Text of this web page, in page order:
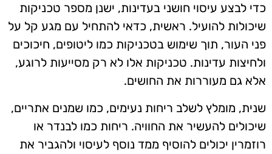
כדי לבצע עיסוי חושני בעדינות, ישנן מספר טכניקות
שיכולות להועיל. ראשית, כדאי להתחיל עם מגע קל על
פני העור, תוך שימוש בטכניקות כמו ליטופים, חיכוכים
ולחיצות עדינות. טכניקות אלו לא רק מסייעות לרוגע,
אלא גם מעוררות את החושים.
שנית, מומלץ לשלב ריחות נעימים, כמו שמנים אתריים,
שיכולים להעשיר את החוויה. ריחות כמו לבנדר או
רוזמרין יכולים להוסיף ממד נוסף לעיסוי ולהגביר את